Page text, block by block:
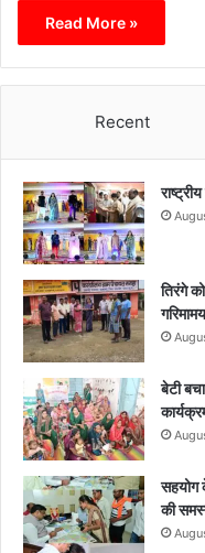
Read More »
Recent
तिरंगे
बेटी
सहयोग
की